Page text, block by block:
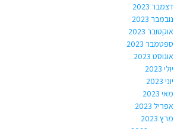
דצמבר 2023
נובמבר 2023
אוקטובר 2023
ספטמבר 2023
אוגוסט 2023
יולי 2023
יוני 2023
מאי 2023
אפריל 2023
מרץ 2023